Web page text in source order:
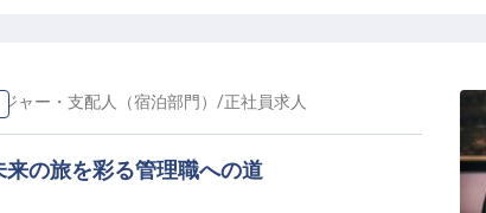
様に心地よい滞在空間を提供するやりがいのあ
ャー・支配人（宿泊部門） /正社員求人
の旅を彩る管理職への道